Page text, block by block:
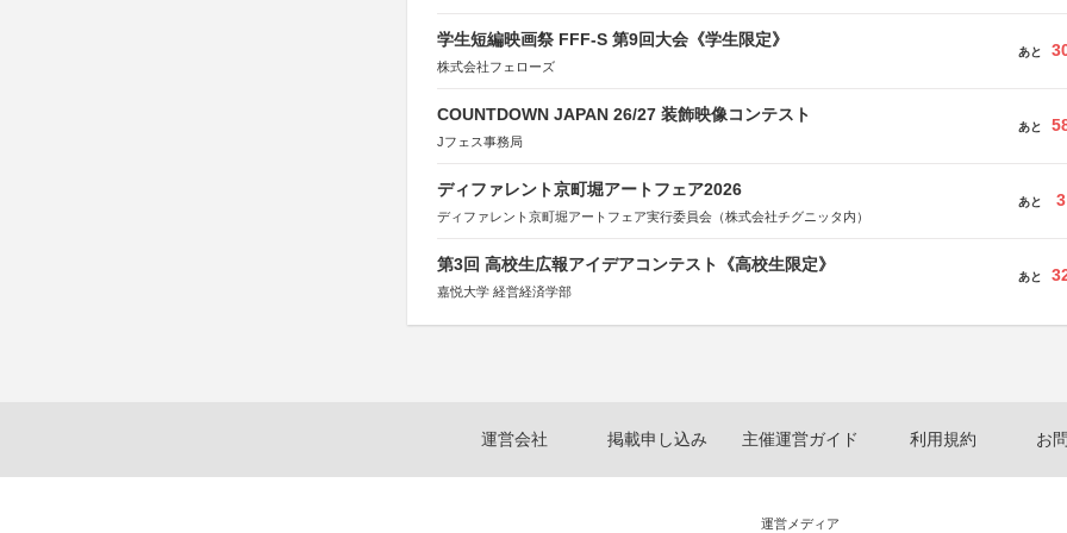
学生短編映画祭 FFF-S 第9回大会《学生限定》
株式会社フェローズ
あと
COUNTDOWN JAPAN 26/27 装飾映像コンテスト
Jフェス事務局
あと
ディファレント京町堀アートフェア2026
ディファレント京町堀アートフェア実行委員会（株式会社チグニッタ内）
あと 3
第3回 高校生広報アイデアコンテスト《高校生限定》
嘉悦大学 経営経済学部
あと
運営会社 掲載申し込み 主催運営ガイド 利用規約 お
運営メディア